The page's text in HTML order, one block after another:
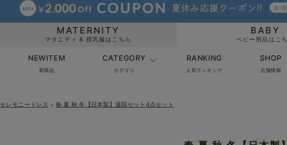
MATERNITY
マタニティ & 授乳服はこちら
BABY
ベビー用品はこ
NEWITEM
新商品
CATEGORY
カテゴリ
RANKING
人気ランキング
SHOP
店舗情報
セレモニードレス ＞ 春 夏 秋 冬【日本製】退院セット4点セット